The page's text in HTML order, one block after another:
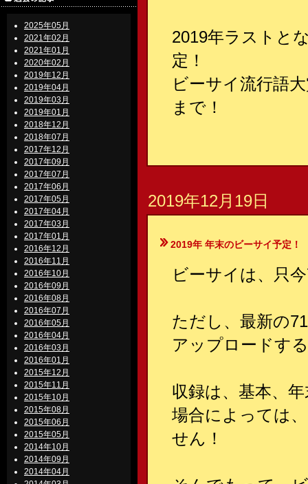
2025年05月
2021年02月
2021年01月
2020年02月
2019年12月
2019年04月
2019年03月
2019年01月
2018年12月
2018年07月
2017年12月
2017年09月
2017年07月
2017年06月
2017年05月
2017年04月
2017年03月
2017年01月
2016年12月
2016年11月
2016年10月
2016年09月
2016年08月
2016年07月
2016年05月
2016年04月
2016年03月
2016年01月
2015年12月
2015年11月
2015年10月
2015年08月
2015年06月
2015年05月
2014年10月
2014年09月
2014年04月
2019年ラストと
定！
ビーサイ流行語
まで！
2019年12月19日
2019年 年末のビーサイ予定！
ビーサイは、只
ただし、最新の
アップロードす
収録は、基本、
場合によっては
せん！